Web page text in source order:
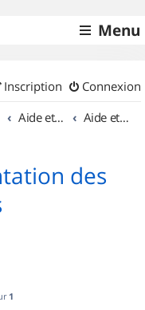
Menu
Connexion
Inscription
Aide et documentation Aide et documentation des balises
des
1